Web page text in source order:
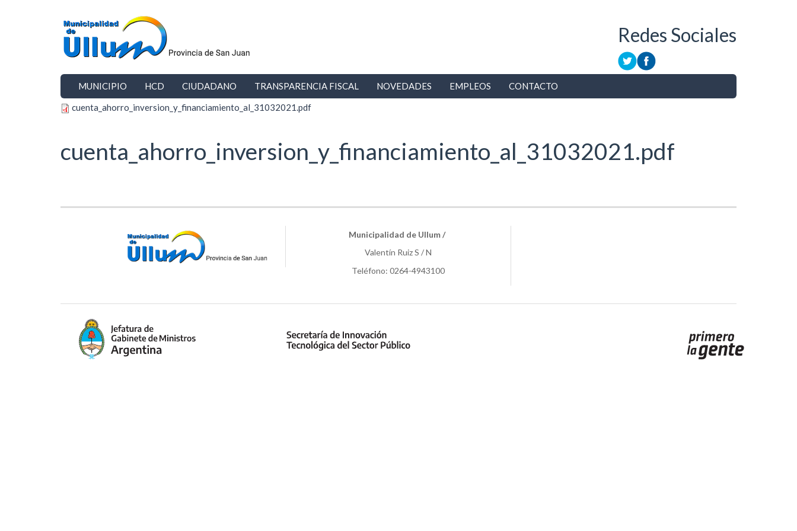
MUNICIPIO HCD CIUDADANO TRANSPARENCIA FISCAL NOVEDADES EMPLEOS CONTACTO
Redes Sociales
cuenta_ahorro_inversion_y_financiamiento_al_31032021.pdf
cuenta_ahorro_inversion_y_financiamiento_al_31032021.pdf
Municipalidad de Ullum /
Valentín Ruiz S / N
Teléfono: 0264-4943100